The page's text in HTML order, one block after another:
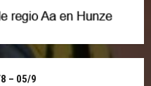
8 – 05/9